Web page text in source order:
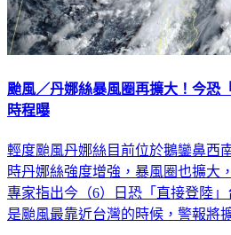
颱風／丹娜絲暴風圈再擴大！今
時程曝
輕度颱風丹娜絲目前位於鵝鑾鼻西
時丹娜絲強度增強，暴風圈也擴大
專家指出今（6）日恐「直接登陸
是颱風最靠近台灣的時候，警報將